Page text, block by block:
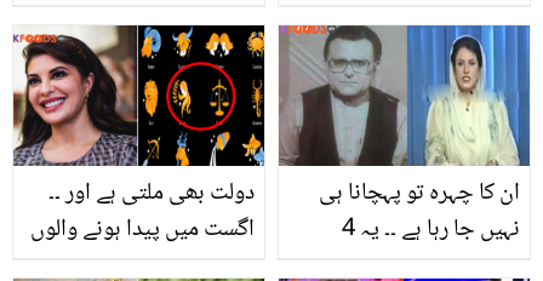
دی؟ ویڈیو دیکھیں
والی غذا جو انسان کو قابل
رشک صحت اور غیرمعمولی
طاقت سے نوازتی ہے۔
دولت بھی ملتی ہے اور ۔۔
اگست میں پیدا ہونے والوں
ان کا چہرہ تو پہچانا ہی
نہیں جا رہا ہے ۔۔ یہ 4